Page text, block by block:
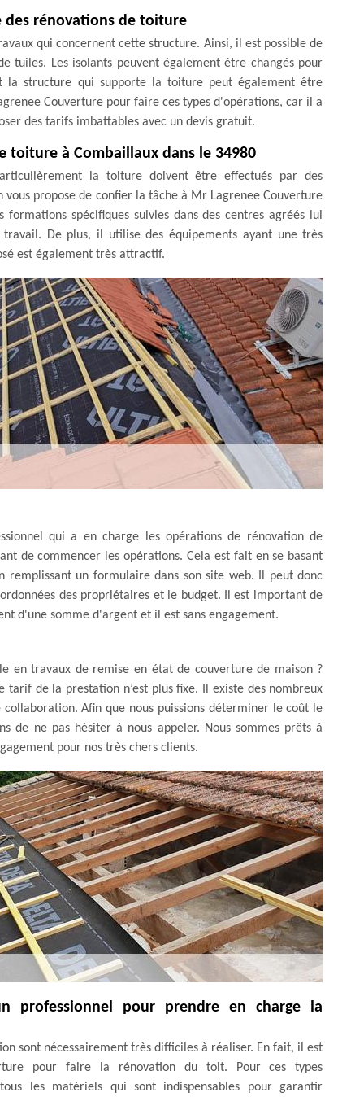
des rénovations de toiture
qui concernent cette structure. Ainsi, il est possible de
tuiles. Les isolants peuvent également être changés pour
structure qui supporte la toiture peut également être
Couverture pour faire ces types d'opérations, car il a
des tarifs imbattables avec un devis gratuit.
à Combaillaux dans le 34980
la toiture doivent être effectués par des
propose de confier la tâche à Mr Lagrenee Couverture
spécifiques suivies dans des centres agréés lui
De plus, il utilise des équipements ayant une très
est également très attractif.
qui a en charge les opérations de rénovation de
de commencer les opérations. Cela est fait en se basant
remplissant un formulaire dans son site web. Il peut donc
des propriétaires et le budget. Il est important de
d'une somme d'argent et il est sans engagement.
en travaux de remise en état de couverture de maison ?
de la prestation n’est plus fixe. Il existe des nombreux
Afin que nous puissions déterminer le coût le
de ne pas hésiter à nous appeler. Nous sommes prêts à
pour nos très chers clients.
professionnel pour prendre en charge la
sont nécessairement très difficiles à réaliser. En fait, il est
pour faire la rénovation du toit. Pour ces types
les matériels qui sont indispensables pour garantir